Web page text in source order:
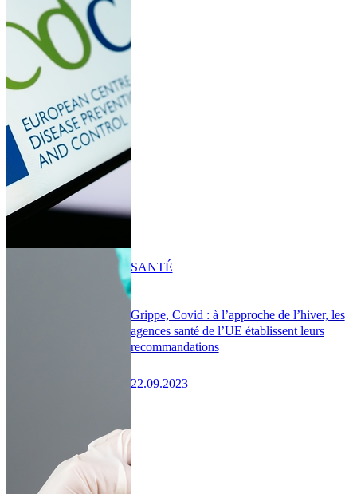
Grippe, Covid : à l’approche de l’hiver, les
agences santé de l’UE établissent leurs
recommandations
22.09.2023
SANTÉ